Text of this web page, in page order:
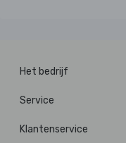
Het bedrijf
Service
Klantenservice